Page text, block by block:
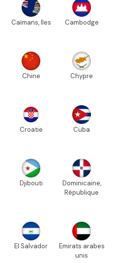
Caïmans, Iles Cambodge
Chine Chypre
Croatie Cuba
Djibouti
Dominicaine,
République
El Salvador
Emirats arabes
unis